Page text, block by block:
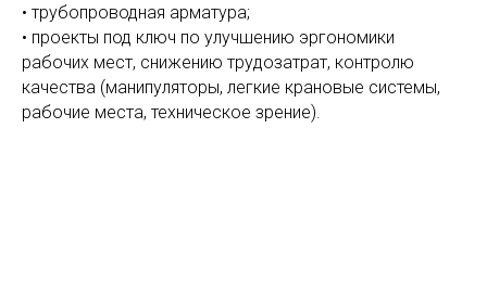
• трубопроводная арматура;
• проекты под ключ по улучшению эргономики
рабочих мест, снижению трудозатрат, контролю
качества (манипуляторы, легкие крановые системы,
рабочие места, техническое зрение).